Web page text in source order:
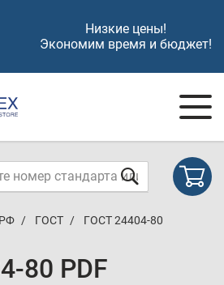
Низкие цены!
Экономим время и бюджет!
ГОСТ ГОСТ 24404-80
80 PDF